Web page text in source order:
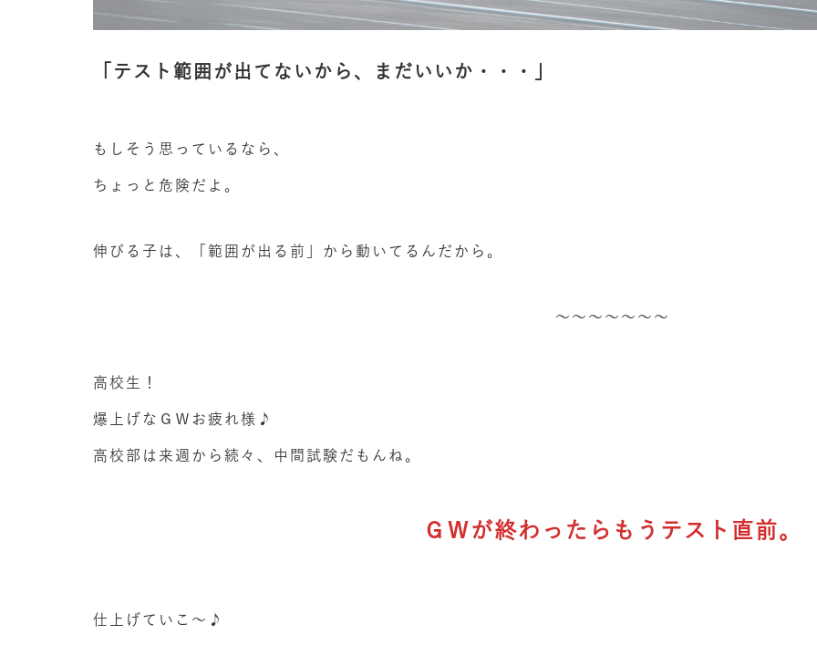
「テスト範囲が出てないから、まだいいか・・・」
もしそう思っているなら、
ちょっと危険だよ。
伸びる子は、「範囲が出る前」から動いてるんだから。
～～～～～～～
高校生！
爆上げなＧＷお疲れ様♪
高校部は来週から続々、中間試験だもんね。
ＧＷが終わったらもうテスト直前。
仕上げていこ～♪